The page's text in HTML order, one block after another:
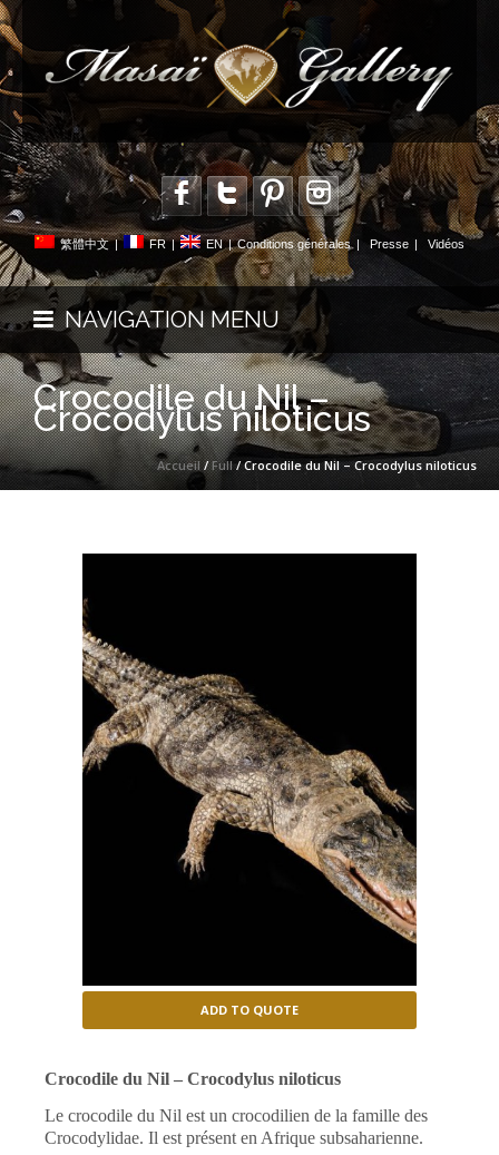
繁體中文 | FR | EN | Conditions générales Presse Vidéos
NAVIGATION MENU
Crocodile du Nil –
Crocodylus niloticus
Accueil/Full/ Crocodile du Nil – Crocodylus niloticus
ADD TO QUOTE
Crocodile du Nil – Crocodylus niloticus
Le crocodile du Nil est un crocodilien de la famille des
Crocodylidae. Il est présent en Afrique subsaharienne.